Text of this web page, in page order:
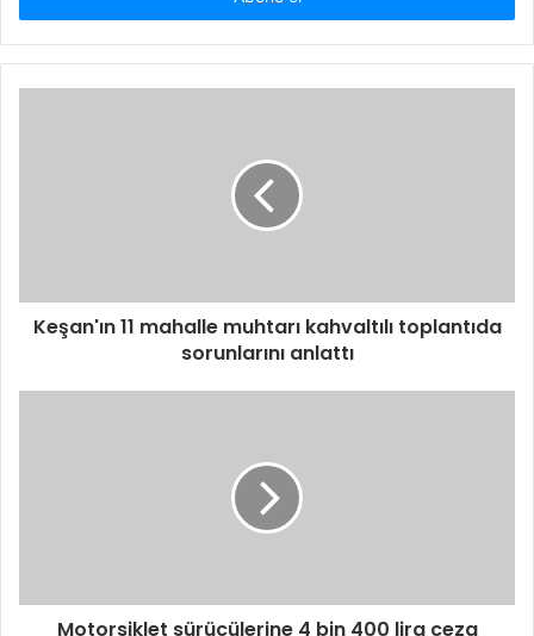
Keşan'ın 11 mahalle muhtarı kahvaltılı toplantıda
sorunlarını anlattı
Motorsiklet sürücülerine 4 bin 400 lira ceza